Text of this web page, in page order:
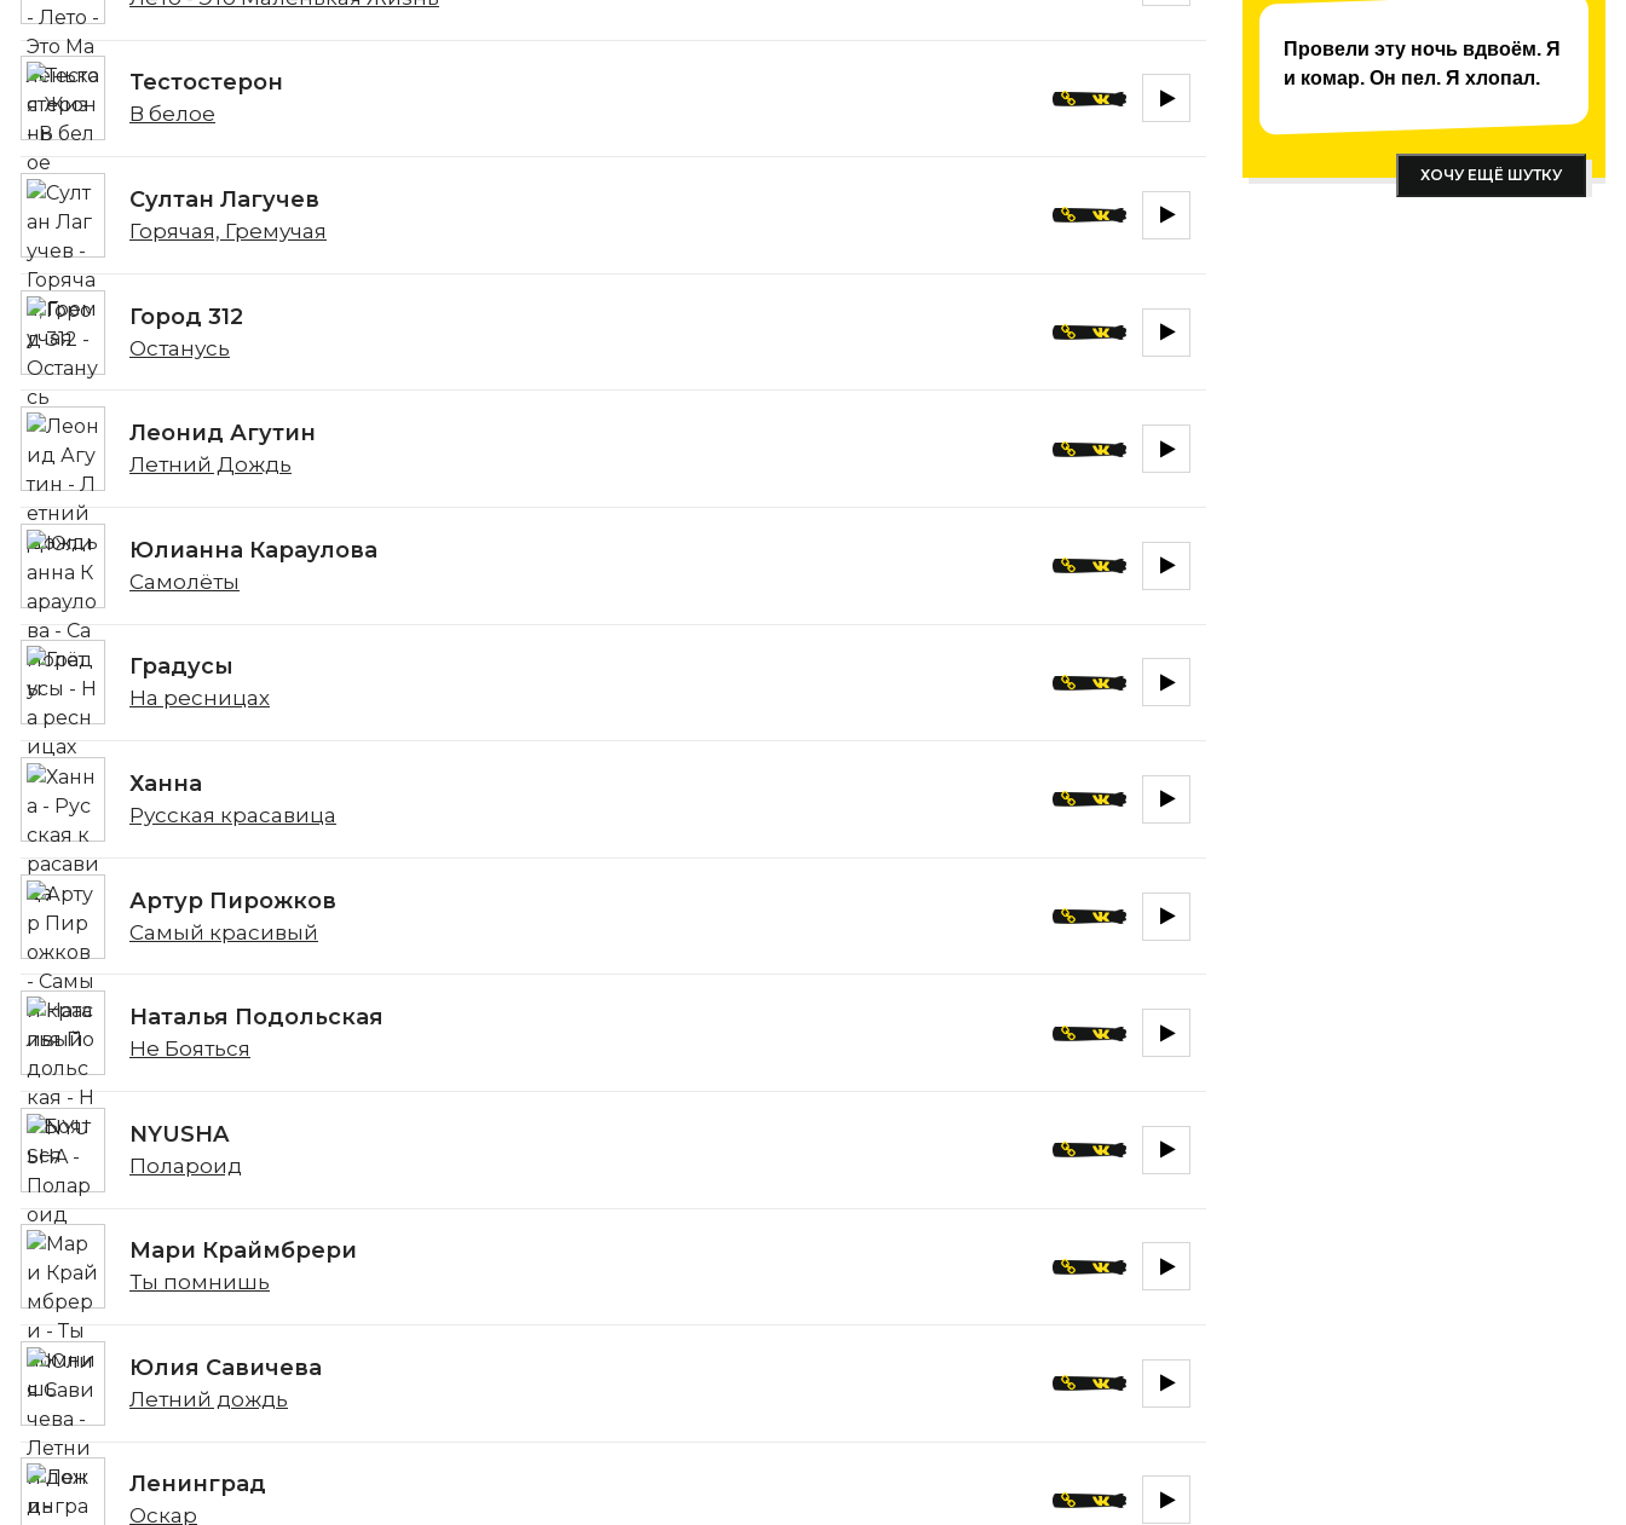
Тестостерон
В белое
Султан Лагучев
Горячая, Гремучая
Город 312
Останусь
Леонид Агутин
Летний Дождь
Юлианна Караулова
Самолёты
Градусы
На ресницах
Ханна
Русская красавица
Артур Пирожков
Самый красивый
Наталья Подольская
Не Бояться
NYUSHA
Полароид
Мари Краймбрери
Ты помнишь
Юлия Савичева
Летний дождь
Ленинград
Оскар
Провели эту ночь вдвоём. Я
и комар. Он пел. Я хлопал.
ХОЧУ ЕЩЁ ШУТКУ